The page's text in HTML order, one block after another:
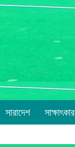
সারাদেশ সাক্ষাৎকার